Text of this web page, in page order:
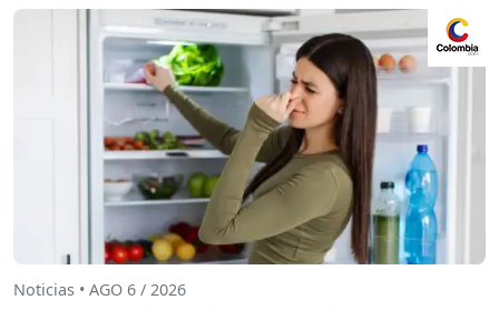
Noticias • AGO 6 / 2026